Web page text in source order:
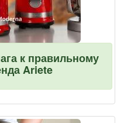
к правильному
Ariete